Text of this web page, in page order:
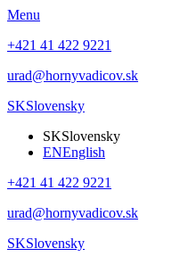
Menu
+421 41 422 9221
urad@hornyvadicov.sk
SKSlovensky
SKSlovensky
ENEnglish
+421 41 422 9221
urad@hornyvadicov.sk
SKSlovensky